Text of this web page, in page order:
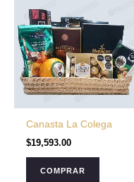
Canasta La Colega
$19,593.00
COMPRAR